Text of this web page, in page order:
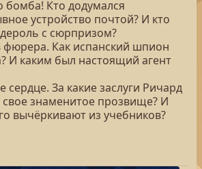
бомба! Кто додумался
устройство почтой? И кто
с сюрпризом?
Как испанский шпион
И каким был настоящий агент
За какие заслуги Ричард
знаменитое прозвище? И
вычёркивают из учебников?